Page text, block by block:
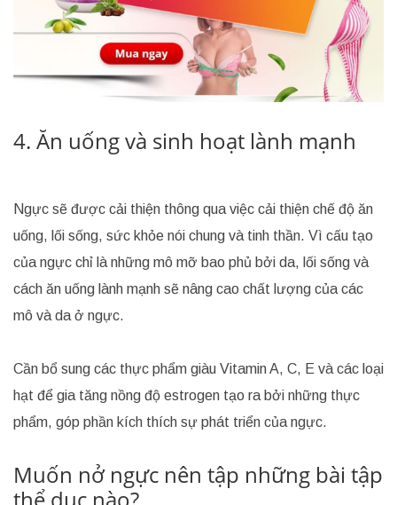
4. Ăn uống và sinh hoạt lành mạnh
Ngực sẽ được cải thiện thông qua việc cải thiện chế độ ăn
uống, lối sống, sức khỏe nói chung và tinh thần. Vì cấu tạo
của ngực chỉ là những mô mỡ bao phủ bởi da, lối sống và
cách ăn uống lành mạnh sẽ nâng cao chất lượng của các
mô và da ở ngực.
Cần bổ sung các thực phẩm giàu Vitamin A, C, E và các loại
hạt để gia tăng nồng độ estrogen tạo ra bởi những thực
phẩm, góp phần kích thích sự phát triển của ngực.
Muốn nở ngực nên tập những bài tập
thể dục nào?